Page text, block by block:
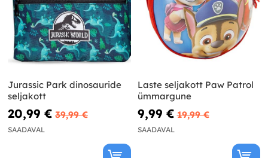
Jurassic Park dinosauride
seljakott
20,99 € 39,99 €
SAADAVAL
Laste seljakott Paw Patrol
ümmargune
9,99 € 19,99 €
SAADAVAL